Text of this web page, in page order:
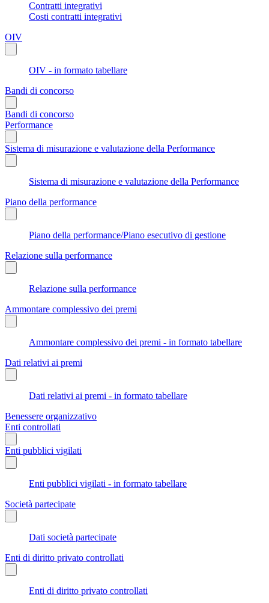
Contratti integrativi
Costi contratti integrativi
OIV
OIV - in formato tabellare
Bandi di concorso
Bandi di concorso
Performance
Sistema di misurazione e valutazione della Performance
Sistema di misurazione e valutazione della Performance
Piano della performance
Piano della performance/Piano esecutivo di gestione
Relazione sulla performance
Relazione sulla performance
Ammontare complessivo dei premi
Ammontare complessivo dei premi - in formato tabellare
Dati relativi ai premi
Dati relativi ai premi - in formato tabellare
Benessere organizzativo
Enti controllati
Enti pubblici vigilati
Enti pubblici vigilati - in formato tabellare
Società partecipate
Dati società partecipate
Enti di diritto privato controllati
Enti di diritto privato controllati